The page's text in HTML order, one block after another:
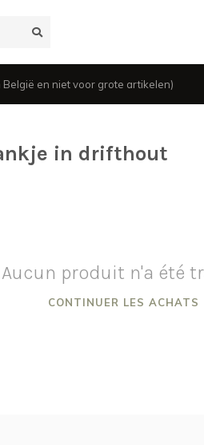
België en niet voor grote artikelen)
in drifthout
Aucun produit n'a été
CONTINUER LES ACHATS